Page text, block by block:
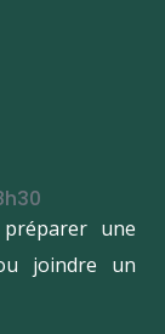
une
joindre un